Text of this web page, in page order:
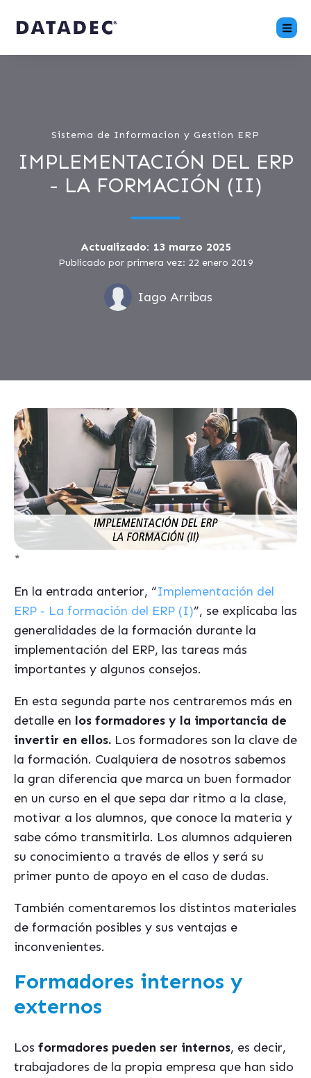
Sistema de Informacion y Gestion ERP
IMPLEMENTACIÓN DEL ERP
- LA FORMACIÓN (II)
Actualizado: 13 marzo 2025
Publicado por primera vez: 22 enero 2019
Iago Arribas
*
En la entrada anterior, “Implementación del
ERP - La formación del ERP (I)”, se explicaba las
generalidades de la formación durante la
implementación del ERP, las tareas más
importantes y algunos consejos.
En esta segunda parte nos centraremos más en
detalle en los formadores y la importancia de
invertir en ellos. Los formadores son la clave de
la formación. Cualquiera de nosotros sabemos
la gran diferencia que marca un buen formador
en un curso en el que sepa dar ritmo a la clase,
motivar a los alumnos, que conoce la materia y
sabe cómo transmitirla. Los alumnos adquieren
su conocimiento a través de ellos y será su
primer punto de apoyo en el caso de dudas.
También comentaremos los distintos materiales
de formación posibles y sus ventajas e
inconvenientes.
Formadores internos y
externos
Los formadores pueden ser internos, es decir,
trabajadores de la propia empresa que han sido